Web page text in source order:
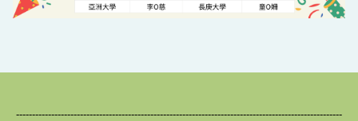
------------------------------------------------------------------------------------------------------